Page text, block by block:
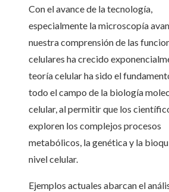
Con el avance de la tecnología,
especialmente la microscopía
nuestra comprensión de las
celulares ha crecido
teoría celular ha sido el
todo el campo de la biología
celular, al permitir que los
exploren los complejos procesos
metabólicos, la genética y la
nivel celular.
Ejemplos actuales abarcan el